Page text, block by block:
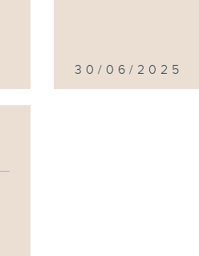
30/06/2025